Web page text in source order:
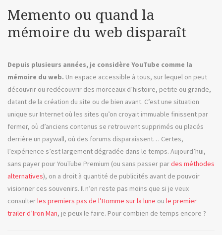
Memento ou quand la
mémoire du web disparaît
Depuis plusieurs années, je considère YouTube comme la
mémoire du web. Un espace accessible à tous, sur lequel on peut
découvrir ou redécouvrir des morceaux d’histoire, petite ou grande,
datant de la création du site ou de bien avant. C’est une situation
unique sur Internet où les sites qu’on croyait immuable finissent par
fermer, où d’anciens contenus se retrouvent supprimés ou placés
derrière un paywall, où des forums disparaissent… Certes,
l’expérience s’est largement dégradée dans le temps. Aujourd’hui,
sans payer pour YouTube Premium (ou sans passer pardes méthodes
alternatives), on a droit à quantité de publicités avant de pouvoir
visionner ces souvenirs. Il n’en reste pas moins que si je veux
consulterles premiers pas de l’Homme sur la lune ou le premier
trailer d’Iron Man, je peux le faire. Pour combien de temps encore ?